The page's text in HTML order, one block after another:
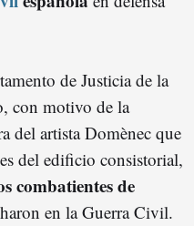
de Justicia de la
con motivo de la
del artista Domènec que
del edificio consistorial,
combatientes de
en la Guerra Civil.